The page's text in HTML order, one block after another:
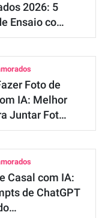
2026: 5
Ensaio co…
Foto de
IA: Melhor
Juntar Fot…
Casal com IA:
de ChatGPT